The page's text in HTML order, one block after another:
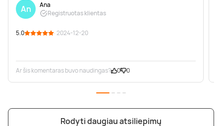
An
Ana
Registruotas klientas
5.0 · 2024-12-20
Ar šis komentaras buvo naudingas? 0 0
Rodyti daugiau atsiliepimų